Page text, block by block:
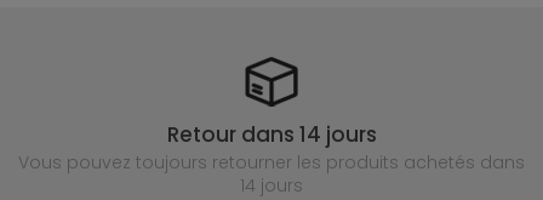
Retour dans 14 jours
Vous pouvez toujours retourner les produits achetés dans
14 jours